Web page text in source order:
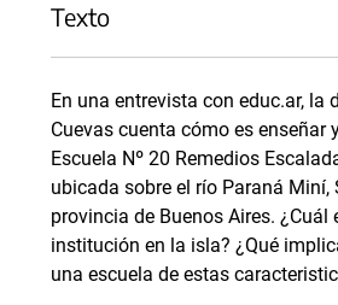
Texto
En una entrevista con educ.ar, la
Cuevas cuenta cómo es enseñar
Escuela Nº 20 Remedios
ubicada sobre el río Paraná Miní,
provincia de Buenos Aires. ¿Cuál
institución en la isla? ¿Qué
una escuela de estas